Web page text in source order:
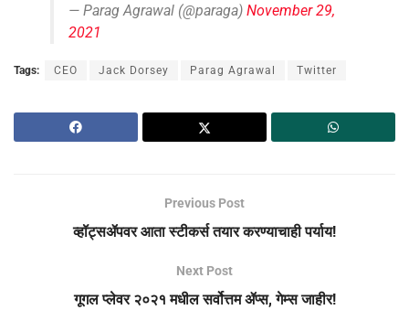
— Parag Agrawal (@paraga) November 29,
2021
Tags: CEO Jack Dorsey Parag Agrawal Twitter
Previous Post
व्हॉट्सॲपवर आता स्टीकर्स तयार करण्याचाही पर्याय!
Next Post
गूगल प्लेवर २०२१ मधील सर्वोत्तम ॲप्स, गेम्स जाहीर!